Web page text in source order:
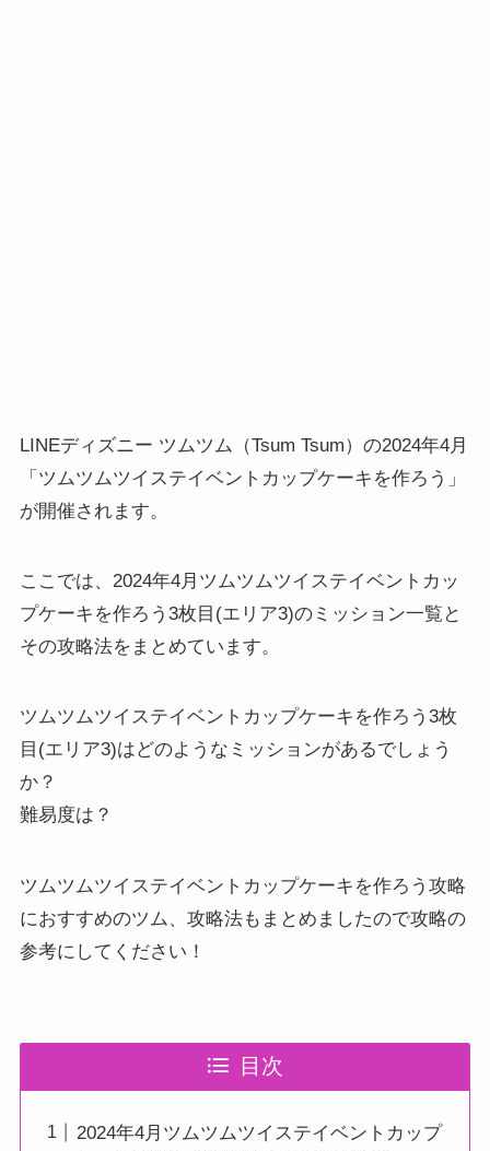
LINEディズニー ツムツム（Tsum Tsum）の2024年4月
「ツムツムツイステイベントカップケーキを作ろう」
が開催されます。
ここでは、2024年4月ツムツムツイステイベントカッ
プケーキを作ろう3枚目(エリア3)のミッション一覧と
その攻略法をまとめています。
ツムツムツイステイベントカップケーキを作ろう3枚
目(エリア3)はどのようなミッションがあるでしょう
か？
難易度は？
ツムツムツイステイベントカップケーキを作ろう攻略
におすすめのツム、攻略法もまとめましたので攻略の
参考にしてください！
目次
2024年4月ツムツムツイステイベントカップ